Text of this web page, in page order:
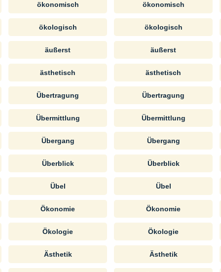
ökonomisch
ökologisch
äußerst
ästhetisch
Übertragung
Übermittlung
Übergang
Überblick
Übel
Ökonomie
Ökologie
Ästhetik
ökonomisch
ökologisch
äußerst
ästhetisch
Übertragung
Übermittlung
Übergang
Überblick
Übel
Ökonomie
Ökologie
Ästhetik